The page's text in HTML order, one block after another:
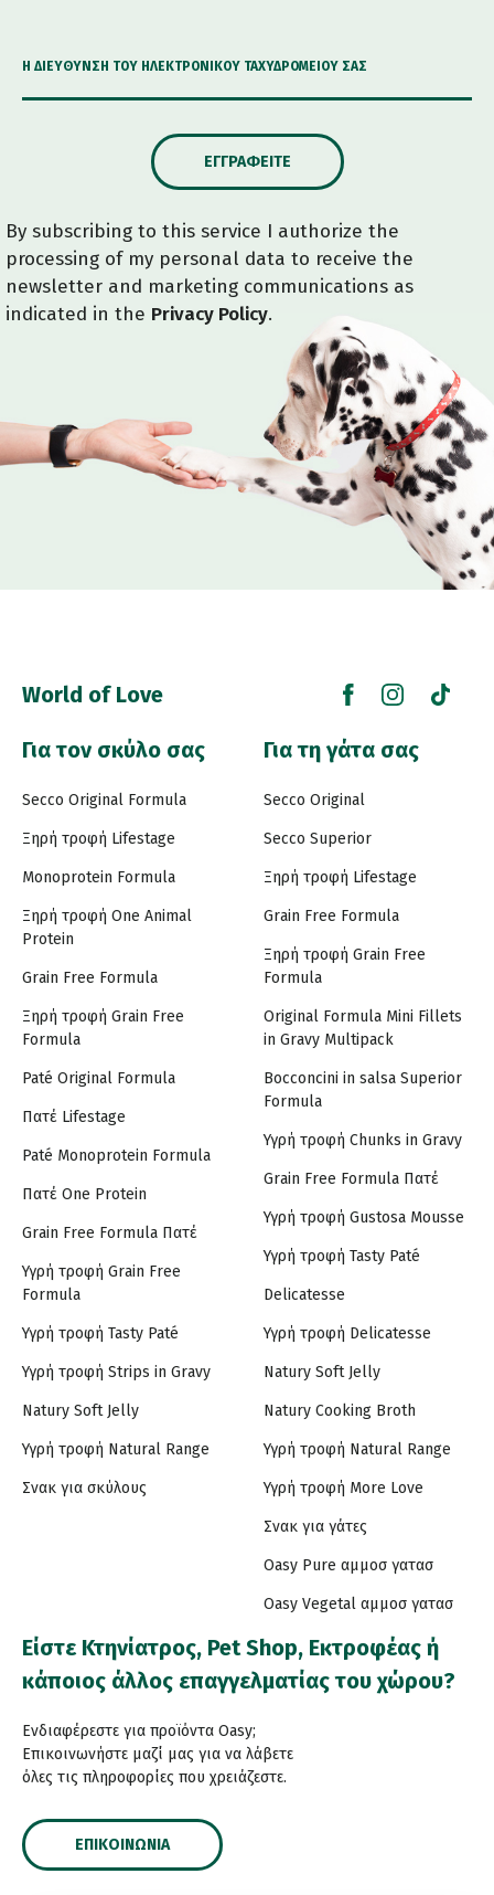
Η ΔΙΕΎΘΥΝΣΗ ΤΟΥ ΗΛΕΚΤΡΟΝΙΚΟΎ ΤΑΧΥΔΡΟΜΕΊΟΥ ΣΑΣ
ΕΓΓΡΑΦΕΊΤΕ
By subscribing to this service I authorize the
processing of my personal data to receive the
newsletter and marketing communications as
indicated in the Privacy Policy.
World of Love
Για τον σκύλο σας
Secco Original Formula
Ξηρή τροφή Lifestage
Monoprotein Formula
Ξηρή τροφή One Animal
Protein
Grain Free Formula
Ξηρή τροφή Grain Free
Formula
Paté Original Formula
Πατέ Lifestage
Paté Monoprotein Formula
Πατέ One Protein
Grain Free Formula Πατέ
Υγρή τροφή Grain Free
Formula
Υγρή τροφή Tasty Paté
Υγρή τροφή Strips in Gravy
Natury Soft Jelly
Υγρή τροφή Natural Range
Σνακ για σκύλους
Για τη γάτα σας
Secco Original
Secco Superior
Ξηρή τροφή Lifestage
Grain Free Formula
Ξηρή τροφή Grain Free
Formula
Original Formula Mini Fillets
in Gravy Multipack
Bocconcini in salsa Superior
Formula
Υγρή τροφή Chunks in Gravy
Grain Free Formula Πατέ
Υγρή τροφή Gustosa Mousse
Υγρή τροφή Tasty Paté
Delicatesse
Υγρή τροφή Delicatesse
Natury Soft Jelly
Natury Cooking Broth
Υγρή τροφή Natural Range
Υγρή τροφή More Love
Σνακ για γάτες
Oasy Pure αμμοσ γατασ
Oasy Vegetal αμμοσ γατασ
Είστε Κτηνίατρος, Pet Shop, Εκτροφέας ή
κάποιος άλλος επαγγελματίας του χώρου?
Ενδιαφέρεστε για προϊόντα Oasy;
Επικοινωνήστε μαζί μας για να λάβετε
όλες τις πληροφορίες που χρειάζεστε.
ΕΠΙΚΟΙΝΩΝΊΑ